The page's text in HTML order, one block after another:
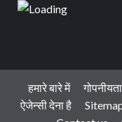
हमारे बारे में
ऐजेन्सी देना है